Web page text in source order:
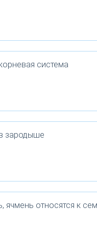
система
зародыше
ячмень относятся к